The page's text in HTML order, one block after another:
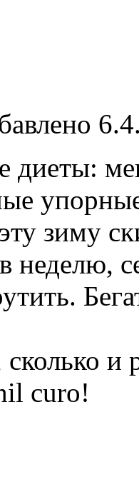
диеты:
зиму
неделю,
сколько
curo!